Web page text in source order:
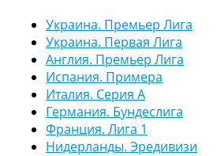
Украина. Премьер Лига
Украина. Первая Лига
Англия. Премьер Лига
Испания. Примера
Италия. Серия А
Германия. Бундеслига
Франция. Лига 1
Нидерланды. Эредивизи